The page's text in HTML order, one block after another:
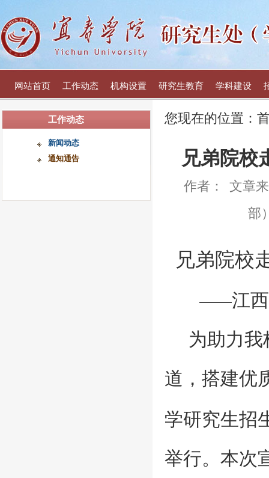
网站首页 工作动态 机构设置 研究生教育 学科建设
工作动态
新闻动态
通知通告
您现在的位置：
兄弟院校
作者：
文章
部
兄弟院校
——江
为助力
道，搭建优
学研究生招
举行。本次